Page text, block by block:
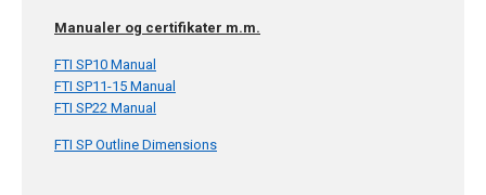
Manualer og certifikater m.m.
FTI SP10 Manual
FTI SP11-15 Manual
FTI SP22 Manual
FTI SP Outline Dimensions